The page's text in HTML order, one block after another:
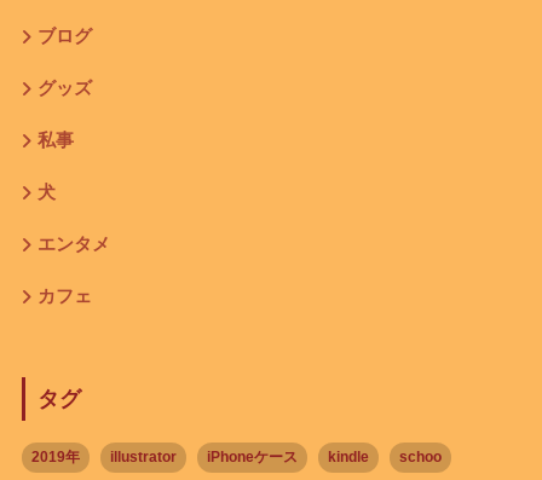
ブログ
グッズ
私事
犬
エンタメ
カフェ
タグ
2019年 illustrator iPhoneケース kindle schoo